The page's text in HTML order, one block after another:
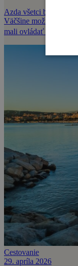
Azda všetci bežci sa
Väčšine možno veľmi
mali ovládať z�
Cestovanie
29. apríla 2026